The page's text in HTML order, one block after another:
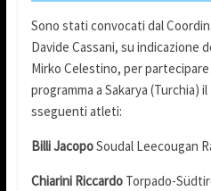
Sono stati convocati dal
Davide Cassani, su indicazione
Mirko Celestino, per
programma a Sakarya (Turchia)
sseguenti atleti:
Billi JacopoSoudal Leecougan
Chiarini Riccardo Torpado-